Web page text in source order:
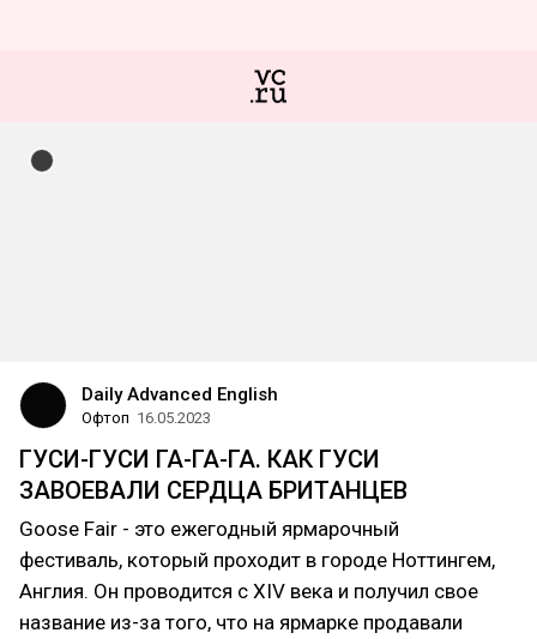
Daily Advanced English
Офтоп 16.05.2023
ГУСИ-ГУСИ ГА-ГА-ГА. КАК ГУСИ
ЗАВОЕВАЛИ СЕРДЦА БРИТАНЦЕВ
Goose Fair - это ежегодный ярмарочный
фестиваль, который проходит в городе Ноттингем,
Англия. Он проводится с XIV века и получил свое
название из-за того, что на ярмарке продавали